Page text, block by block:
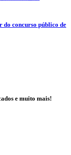
concurso público de
e muito mais!